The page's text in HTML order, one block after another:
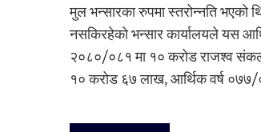
मुल भन्सारका रुपमा स्तरोन्नति भएको
नसकिरहेको भन्सार कार्यालयले यस
२०८०/०८१ मा १० करोड राजश्व
१० करोड ६७ लाख, आर्थिक वर्ष